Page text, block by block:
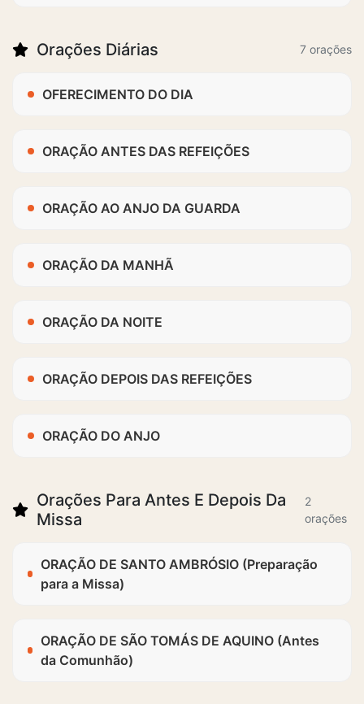
Orações Diárias 7 orações
OFERECIMENTO DO DIA
ORAÇÃO ANTES DAS REFEIÇÕES
ORAÇÃO AO ANJO DA GUARDA
ORAÇÃO DA MANHÃ
ORAÇÃO DA NOITE
ORAÇÃO DEPOIS DAS REFEIÇÕES
ORAÇÃO DO ANJO
Orações Para Antes E Depois Da
Missa
2
orações
ORAÇÃO DE SANTO AMBRÓSIO (Preparação
para a Missa)
ORAÇÃO DE SÃO TOMÁS DE AQUINO (Antes
da Comunhão)